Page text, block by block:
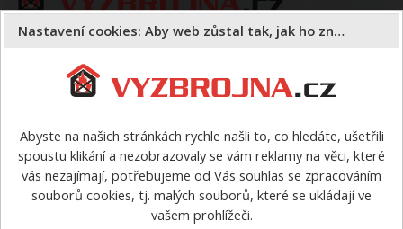
a majetek druhých.
Oděvy
Oděvy
Nastavení cookies: Aby web zůstal tak, jak ho znáte
Abyste na našich stránkách rychle našli to, co hledáte, ušetřili
spoustu klikání a nezobrazovaly se vám reklamy na věci, které
vás nezajímají, potřebujeme od Vás souhlas se zpracováním
souborů cookies, tj. malých souborů, které se ukládají ve
vašem prohlížeči.